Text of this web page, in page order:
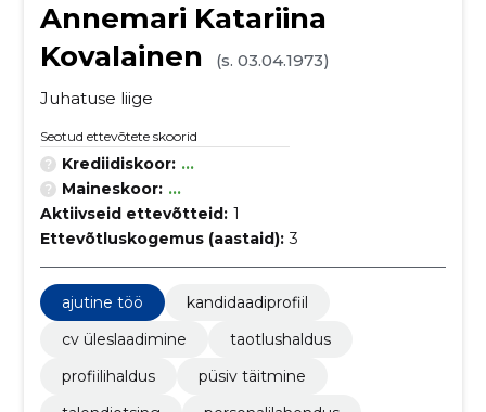
Annemari Katariina
Kovalainen
(s. 03.04.1973)
Juhatuse liige
Seotud ettevõtete skoorid
Krediidiskoor: ...
Maineskoor: ...
Aktiivseid ettevõtteid: 1
Ettevõtluskogemus (aastaid): 3
ajutine töö
kandidaadiprofiil
cv üleslaadimine
taotlushaldus
profiilihaldus
püsiv täitmine